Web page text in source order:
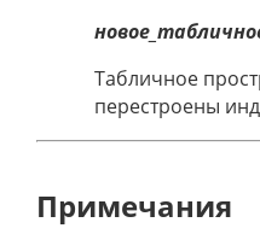
Табличное
перестроены
Примечания